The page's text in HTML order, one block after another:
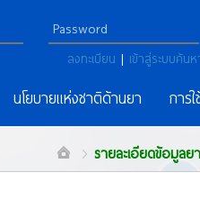
ลงทะเบียน | เข้าสู่ระบบค้น
นโยบายแห่งชาติด้านยา การ
รายละเอียดข้อมูล